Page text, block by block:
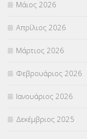
ΣΕΜΙΝΑΡΙΑ – ΗΜΕΡΙΔΕΣ
ΣΕΠ(50)
ΣΤΕΛΕΧΗ (360)
ΣΥΜΒΟΥΛΕΥΤΙΚΟΣ
ΣΥΝΤΑΞΕΙΣ(12)
ΣΧΟΛΙΚΟΙ ΣΥΜΒΟΥΛΟΙ
Μάιος 2026
Απρίλιος 2026
Μάρτιος 2026
Φεβρουάριος 2026
Ιανουάριος 2026
Δεκέμβριος 2025